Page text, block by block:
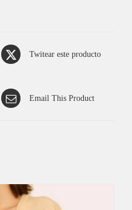
Twitear este producto
Email This Product